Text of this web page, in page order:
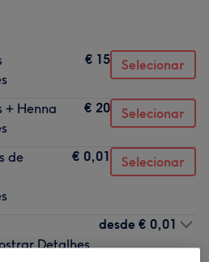
€ 15 Selecionar
+ Henna
€ 20 Selecionar
de
€ 0,01 Selecionar
Detalhes
desde € 0,01